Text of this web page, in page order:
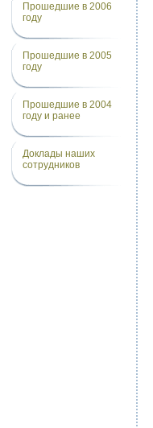
Прошедшие в 2006
году
Прошедшие в 2005
году
Прошедшие в 2004
году и ранее
Доклады наших
сотрудников